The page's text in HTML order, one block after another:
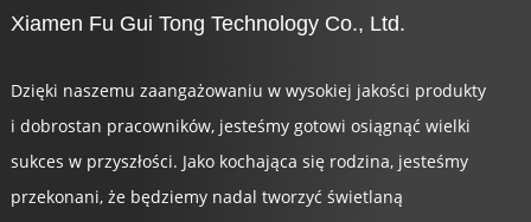
Xiamen Fu Gui Tong Technology Co., Ltd.
Dzięki naszemu zaangażowaniu w wysokiej jakości produkty
i dobrostan pracowników, jesteśmy gotowi osiągnąć wielki
sukces w przyszłości. Jako kochająca się rodzina, jesteśmy
przekonani, że będziemy nadal tworzyć świetlaną